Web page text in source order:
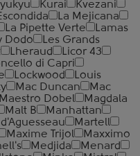
Kurai
Kvezani
La Mejicana
La Pipette Verte
Lamas
Dodo
Les Grands
Lheraud
Licor 43
di Capri
Lockwood
Louis
Mac Duncan
Mac
Maestro Dobel
Magdala
Malt B
Manhattan
Martell
Maxime Trijol
Maxximo
Medjida
Menard